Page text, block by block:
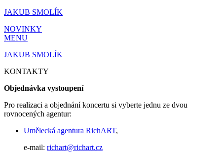
Přejít
obsahu
JAKUB SMOLÍK
NOVINKY
MENU
JAKUB SMOLÍK
KONTAKTY
Objednávka vystoupení
Pro realizaci a objednání koncertu si vyberte jednu ze dvou
rovnocených agentur:
Umělecká agentura RichART,
e-mail: richart@richart.cz